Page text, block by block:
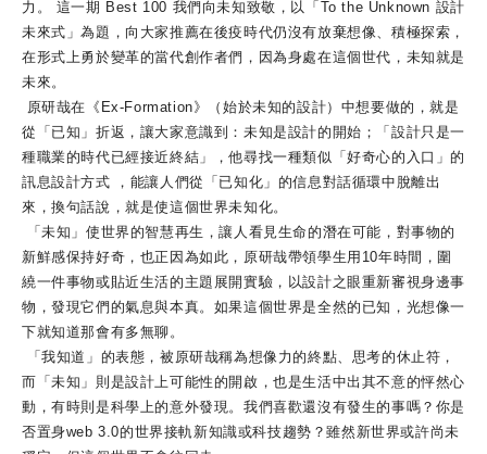
力。 這一期 Best 100 我們向未知致敬，以「To the Unknown 設計
未來式」為題，向大家推薦在後疫時代仍沒有放棄想像、積極探索，
在形式上勇於變革的當代創作者們，因為身處在這個世代，未知就是
未來。
原研哉在《Ex-Formation》（始於未知的設計）中想要做的，就是
從「已知」折返，讓大家意識到：未知是設計的開始；「設計只是一
種職業的時代已經接近終結」，他尋找一種類似「好奇心的入口」的
訊息設計方式 ，能讓人們從「已知化」的信息對話循環中脫離出
來，換句話說，就是使這個世界未知化。
「未知」使世界的智慧再生，讓人看見生命的潛在可能，對事物的
新鮮感保持好奇，也正因為如此，原研哉帶領學生用10年時間，圍
繞一件事物或貼近生活的主題展開實驗，以設計之眼重新審視身邊事
物，發現它們的氣息與本真。如果這個世界是全然的已知，光想像一
下就知道那會有多無聊。
「我知道」的表態，被原研哉稱為想像力的終點、思考的休止符，
而「未知」則是設計上可能性的開啟，也是生活中出其不意的怦然心
動，有時則是科學上的意外發現。我們喜歡還沒有發生的事嗎？你是
否置身web 3.0的世界接軌新知識或科技趨勢？雖然新世界或許尚未